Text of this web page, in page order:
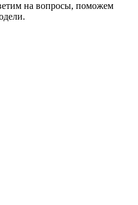
на вопросы, поможем